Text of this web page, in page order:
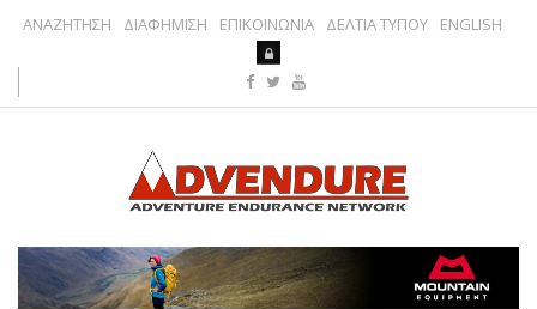
ΑΝΑΖΗΤΗΣΗ ΔΙΑΦΗΜΙΣΗ ΕΠΙΚΟΙΝΩΝΙΑ ΔΕΛΤΙΑ ΤΥΠΟΥ ENGLISH